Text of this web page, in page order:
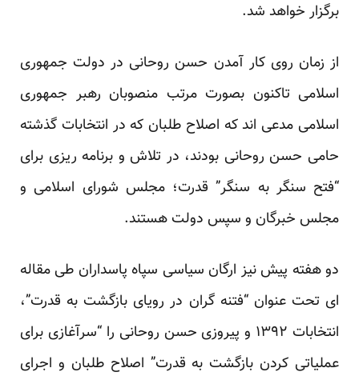
برگزار خواهد شد.
از زمان روی کار آمدن حسن روحانی در دولت جمهوری
اسلامی تاکنون بصورت مرتب منصوبان رهبر جمهوری
اسلامی مدعی اند که اصلاح طلبان که در انتخابات گذشته
حامی حسن روحانی بودند، در تلاش و برنامه ریزی برای
“فتح سنگر به سنگر” قدرت؛ مجلس شورای اسلامی و
مجلس خبرگان و سپس دولت هستند.
دو هفته پیش نیز ارگان سیاسی سپاه پاسداران طی مقاله
ای تحت عنوان “فتنه گران در رویای بازگشت به قدرت”،
انتخابات ۱۳۹۲ و پیروزی حسن روحانی را “سرآغازی برای
عملیاتی کردن بازگشت به قدرت” اصلاح طلبان و اجرای